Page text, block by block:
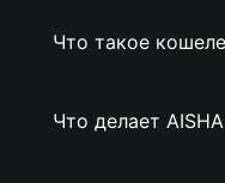
Что такое
Что делает